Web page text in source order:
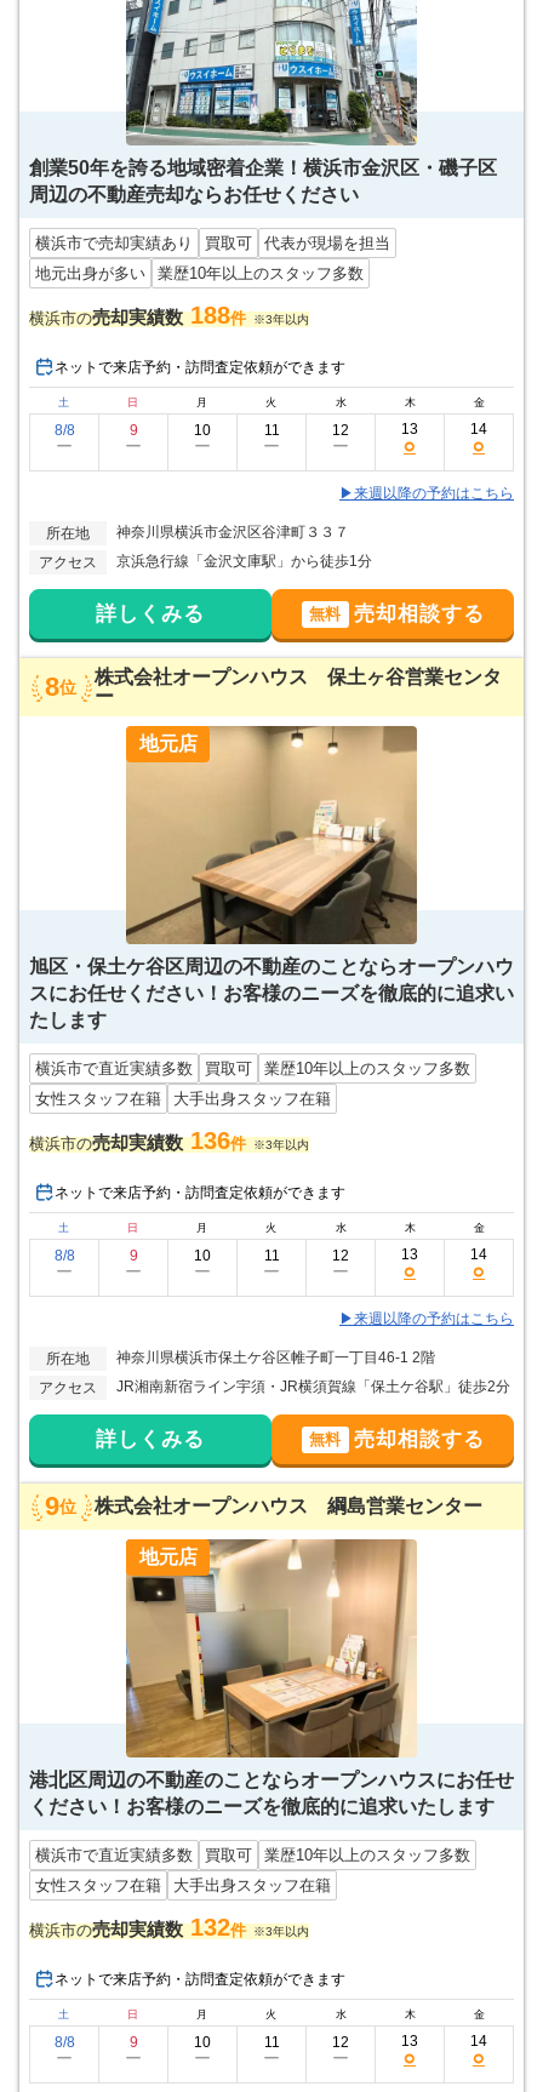
創業50年を誇る地域密着企業！横浜市金沢区・磯子区
周辺の不動産売却ならお任せください
横浜市で売却実績あり 買取可
代表が現場を担当
地元出身が多い
業歴10年以上のスタッフ多数
横浜市の売却実績数 188件 ※3年以内
ネットで来店予約・訪問査定依頼ができます
土 日 月 火 水 木 金
8/8
ー
9
ー
10
ー
11
ー
12
ー
13
○
14
○
▶来週以降の予約はこちら
所在地
神奈川県横浜市金沢区谷津町３３７
アクセス
京浜急行線「金沢文庫駅」から徒歩1分
詳しくみる 無料 売却相談する
8位
株式会社オープンハウス 保土ヶ谷営業センタ
ー
地元店
旭区・保土ケ谷区周辺の不動産のことならオープンハウ
スにお任せください！お客様のニーズを徹底的に追求い
たします
横浜市で直近実績多数 買取可
業歴10年以上のスタッフ多数
女性スタッフ在籍
大手出身スタッフ在籍
横浜市の売却実績数 136件 ※3年以内
ネットで来店予約・訪問査定依頼ができます
土 日 月 火 水 木 金
8/8
ー
9
ー
10
ー
11
ー
12
ー
13
○
14
○
▶来週以降の予約はこちら
所在地
神奈川県横浜市保土ケ谷区帷子町一丁目46-1 2階
アクセス
JR湘南新宿ライン宇須・JR横須賀線「保土ケ谷駅」徒歩2分
詳しくみる 無料 売却相談する
9位 株式会社オープンハウス 綱島営業センター
地元店
港北区周辺の不動産のことならオープンハウスにお任せ
ください！お客様のニーズを徹底的に追求いたします
横浜市で直近実績多数 買取可
業歴10年以上のスタッフ多数
女性スタッフ在籍
大手出身スタッフ在籍
横浜市の売却実績数 132件 ※3年以内
ネットで来店予約・訪問査定依頼ができます
土 日 月 火 水 木 金
8/8
ー
9
ー
10
ー
11
ー
12
ー
13
○
14
○